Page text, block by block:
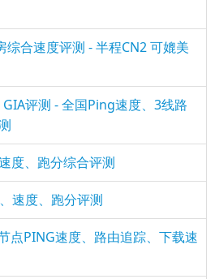
综合速度评测 - 半程CN2 可媲美
评测 - 全国Ping速度、3线路
度、跑分综合评测
速度、跑分评测
点PING速度、路由追踪、下载速